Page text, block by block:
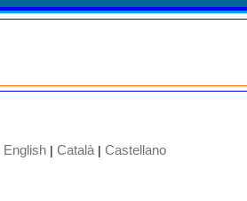
English | Català| Castellano